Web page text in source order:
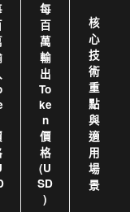
每
百
萬
輸
出
To
ke
n
價
格
(U
SD
)
核
心
技
術
重
點
與
適
用
場
景